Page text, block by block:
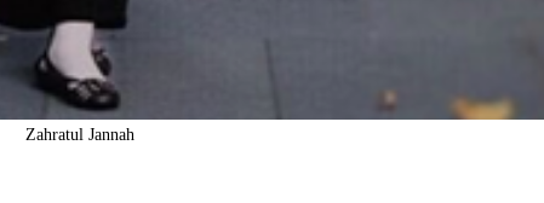
Zahratul Jannah